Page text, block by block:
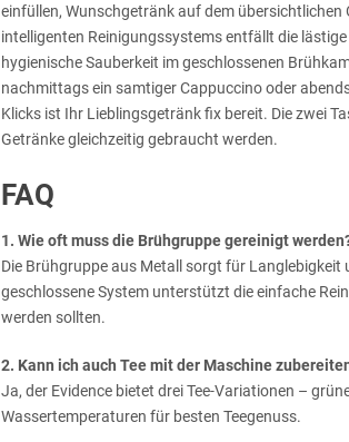
einfüllen, Wunschgetränk auf dem
intelligenten Reinigungssystems entfällt die
hygienische Sauberkeit im geschlossenen
nachmittags ein samtiger Cappuccino oder
Klicks ist Ihr Lieblingsgetränk fix bereit. Die zwei
Getränke gleichzeitig gebraucht werden.
FAQ
1. Wie oft muss die Brühgruppe gereinigt
Die Brühgruppe aus Metall sorgt für
geschlossene System unterstützt die einfache
werden sollten.
2. Kann ich auch Tee mit der Maschine
Ja, der Evidence bietet drei Tee-Variationen –
Wassertemperaturen für besten Teegenuss.